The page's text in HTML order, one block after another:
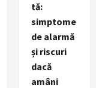
tă:
simptome
de alarmă
și riscuri
dacă
amâni